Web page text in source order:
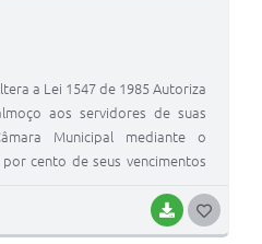
BAIXAR
a Lei 1547 de 1985 Autoriza
aos servidores de suas
Municipal mediante o
cento de seus vencimentos